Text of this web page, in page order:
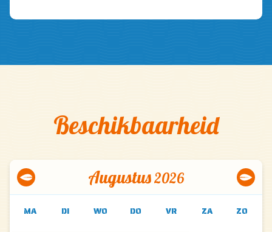
Beschikbaarheid
Augustus2026
MA DI WO DO VR ZA ZO